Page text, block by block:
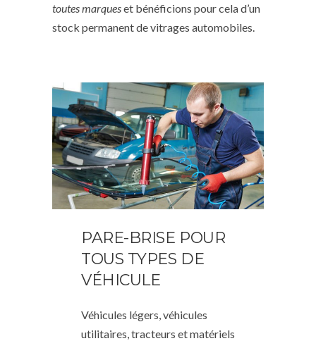
toutes marqueset bénéficions pour cela d’un
stock permanent de vitrages automobiles.
PARE-BRISE POUR
TOUS TYPES DE
VÉHICULE
Véhicules légers, véhicules
utilitaires, tracteurs et matériels